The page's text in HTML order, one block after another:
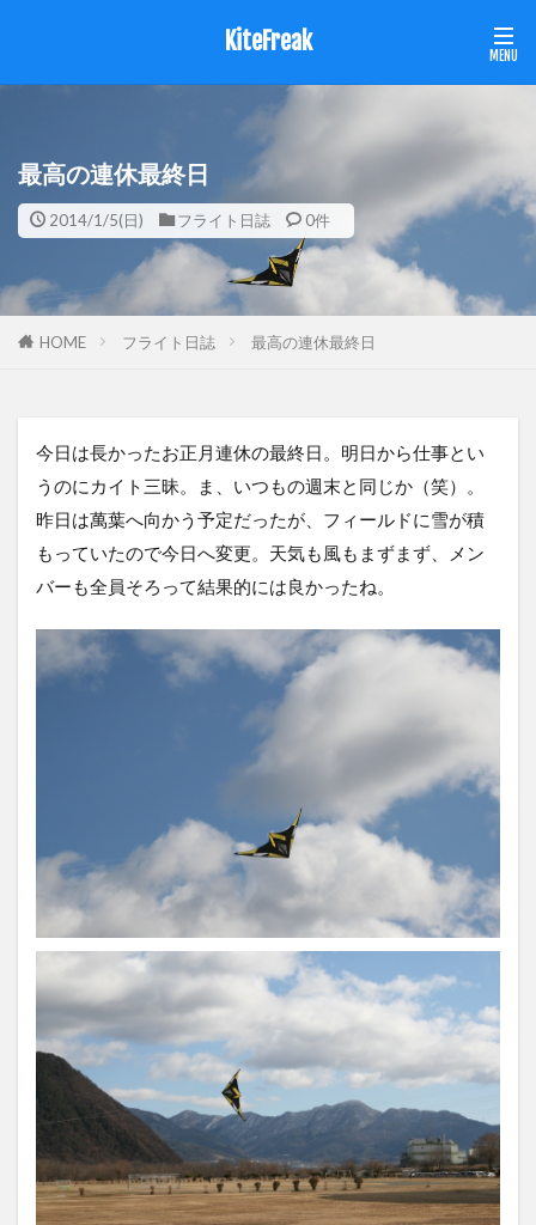
KiteFreak
最高の連休最終日
2014/1/5(日) フライト日誌 0件
HOME フライト日誌 最高の連休最終日
今日は長かったお正月連休の最終日。明日から仕事とい
うのにカイト三昧。ま、いつもの週末と同じか（笑）。
昨日は萬葉へ向かう予定だったが、フィールドに雪が積
もっていたので今日へ変更。天気も風もまずまず、メン
バーも全員そろって結果的には良かったね。